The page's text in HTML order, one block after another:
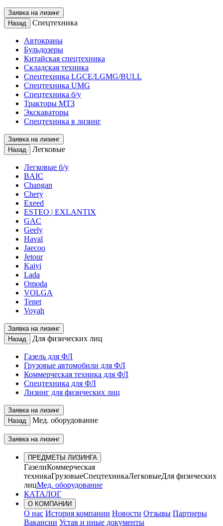
Заявка на лизинг
Назад
Спецтехника
Автокраны
Бульдозеры
Китайская спецтехника
Складская техника
Спецтехника LGCE/LGMG/BULL
Спецтехника UMG
Спецтехника б/у
Тракторы МТЗ
Экскаваторы
Спецтехника в лизинг
Заявка на лизинг
Назад
Легковые
Легковые б/у
BAIC
Changan
Chery
Exeed
ESTEO | EXLANTIX
GAC
Geely
Haval
Jaecoo
Jetour
Kaiyi
Lada
Omoda
VOLGA
Tenet
Voyah
Заявка на лизинг
Назад
Для физических лиц
Газель для ФЛ
Грузовые автомобили для ФЛ
Коммерческая техника для ФЛ
Спецтехника для ФЛ
Лизинг для физических лиц
Заявка на лизинг
Назад
Мед. оборудование
Заявка на лизинг
ПРЕДМЕТЫ ЛИЗИНГА
ГазелиКоммерческая
техникаГрузовыеСпецтехникаЛегковыеДля физических
лицМед. оборудование
КАТАЛОГ
О КОМПАНИИ
О нас История компании Новости Отзывы Партнеры
Вакансии Устав и иные документы